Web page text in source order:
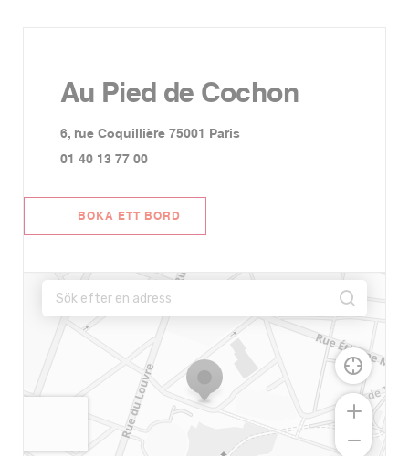
Au Pied de Cochon
6, rue Coquillière 75001 Paris
01 40 13 77 00
BOKA ETT BORD